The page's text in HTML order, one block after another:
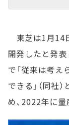
東芝は1月14
開発したと発
で「従来は考
できる」（同社
め、2022年に量